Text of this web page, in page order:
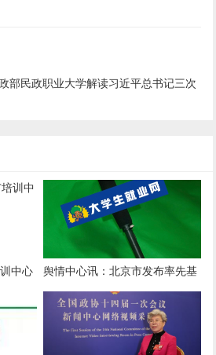
部民政职业大学解读习近平总书记三次
中心
舆情中心讯：北京市发布率先基
本实现农业农村现代化行动方案